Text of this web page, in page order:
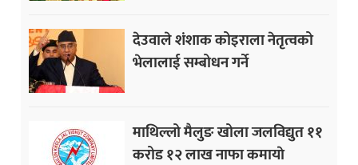
देउवाले शंशाक कोइराला नेतृत्वको
भेलालाई सम्बोधन गर्ने
माथिल्लो मैलुङ खोला जलविद्युत ११
करोड १२ लाख नाफा कमायाे